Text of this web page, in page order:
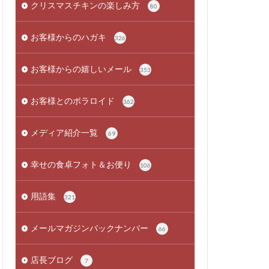
クリスマスチキンの楽しみ方 80
お客様からのハガキ 326
お客様からの嬉しいメール 353
お客様とのポラロイド 362
メディア紹介一覧 69
幸せの食卓フォト＆お便り 106
用語集 321
メールマガジンバックナンバー 66
店長ブログ 7